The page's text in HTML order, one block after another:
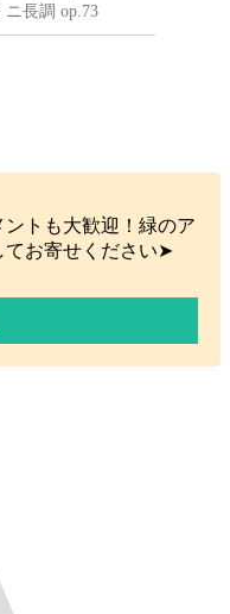
ニ長調 op.73
トも大歓迎！緑のア
てお寄せください➤